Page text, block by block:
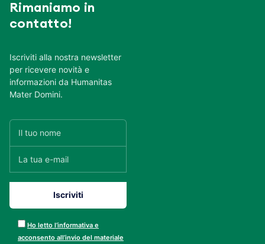
Rimaniamo in
contatto!
Iscriviti alla nostra newsletter
per ricevere novità e
informazioni da Humanitas
Mater Domini.
Ho letto l’informativa e
acconsento all’invio del materiale